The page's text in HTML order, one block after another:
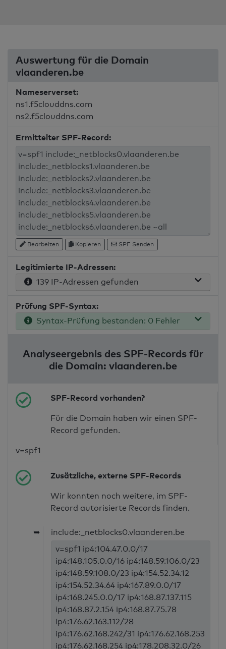
Auswertung für die Domain
vlaanderen.be
Nameserverset:
ns1.f5clouddns.com
ns2.f5clouddns.com
Ermittelter SPF-Record:
Bearbeiten Kopieren SPF Senden
Legitimierte IP-Adressen:
139 IP-Adressen gefunden
Prüfung SPF-Syntax:
Syntax-Prüfung bestanden: 0 Fehler
Analyseergebnis des SPF-Records für
die Domain: vlaanderen.be
SPF-Record vorhanden?
Für die Domain haben wir einen SPF-
Record gefunden.
v=spf1
Zusätzliche, externe SPF-Records
Wir konnten noch weitere, im SPF-
Record autorisierte Records finden.
➥
include:_netblocks0.vlaanderen.be
v=spf1 ip4:104.47.0.0/17
ip4:148.105.0.0/16 ip4:148.59.106.0/23
ip4:148.59.108.0/23 ip4:154.52.34.12
ip4:154.52.34.64 ip4:167.89.0.0/17
ip4:168.245.0.0/17 ip4:168.87.137.115
ip4:168.87.2.154 ip4:168.87.75.78
ip4:176.62.163.112/28
ip4:176.62.168.242/31 ip4:176.62.168.253
ip4:176.62.168.254 ip4:178.208.32.0/26